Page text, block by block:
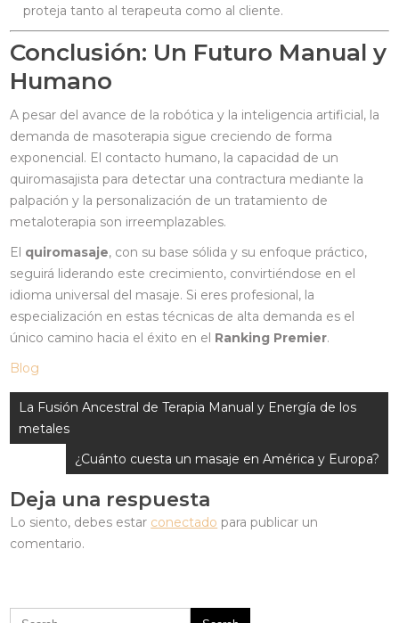
proteja tanto al terapeuta como al cliente.
Conclusión: Un Futuro Manual y
Humano
A pesar del avance de la robótica y la inteligencia artificial, la
demanda de masoterapia sigue creciendo de forma
exponencial. El contacto humano, la capacidad de un
quiromasajista para detectar una contractura mediante la
palpación y la personalización de un tratamiento de
metaloterapia son irreemplazables.
El quiromasaje, con su base sólida y su enfoque práctico,
seguirá liderando este crecimiento, convirtiéndose en el
idioma universal del masaje. Si eres profesional, la
especialización en estas técnicas de alta demanda es el
único camino hacia el éxito en el Ranking Premier.
Blog
Navegación
de
entradas
La Fusión Ancestral de Terapia Manual y Energía de los
metales
¿Cuánto cuesta un masaje en América y Europa?
Deja una respuesta
Lo siento, debes estar conectado para publicar un
comentario.